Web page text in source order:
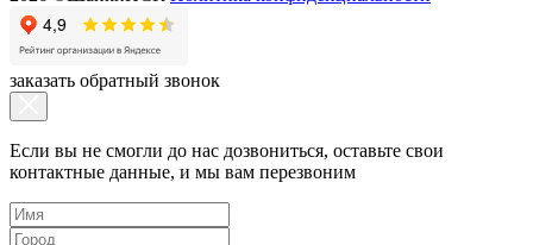
заказать обратный звонок
Если вы не смогли до нас дозвониться, оставьте свои
контактные данные, и мы вам перезвоним